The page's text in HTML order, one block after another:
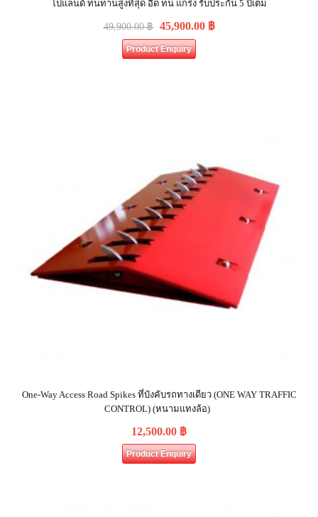
โปแลนด์ ทนทานสูงที่สุด อึด ทน แกร่ง รับประกัน 5 ปีเต็ม
49,900.00฿ 45,900.00 ฿
Product Enquiry
One-Way Access Road Spikes ที่บังคับรถทางเดียว (ONE WAY TRAFFIC
CONTROL) (หนามแทงล้อ)
12,500.00 ฿
Product Enquiry